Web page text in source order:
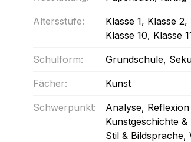
Altersstufe: Klasse 1, Klasse 2,
Klasse 10, Klasse
Schulform: Grundschule,
Fächer: Kunst
Schwerpunkt: Analyse,
Kunstgeschichte
Stil & Bildsprache,